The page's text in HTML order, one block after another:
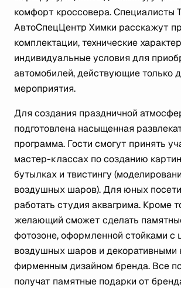
комфорт кроссовера. Специалисты
АвтоСпецЦентр Химки расскажут
комплектации, технические
индивидуальные условия для
автомобилей, действующие только
мероприятия.
Для создания праздничной
подготовлена насыщенная
программа. Гости смогут принять
мастер-классах по созданию
бутылках и твистингу
воздушных шаров). Для юных
работать студия аквагрима. Кроме
желающий сможет сделать
фотозоне, оформленной стойками с
воздушных шаров и декоративными
фирменным дизайном бренда. Все
получат памятные подарки от